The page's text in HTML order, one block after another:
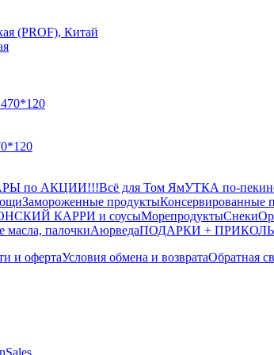
(PROF), Китай
по АКЦИИ!!!Всё для Том ЯмУТКА по-
Замороженные продуктыКонсервированные
КАРРИ и соусыМорепродуктыСнеки
масла, палочкиАюрведаПОДАРКИ +
и офертаУсловия обмена и возвратаОбратная